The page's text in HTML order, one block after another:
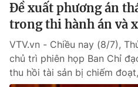
Góc doanh nghiệp
Truyền hình
Phim VTV
Hậu trường
Nhân vật
Giải trí
Điện ảnh
Đời sống
Đề xuất phương án
trong thi hành án và
VTV.vn - Chiều nay (8/7),
chủ trì phiên họp Ban Chỉ
thu hồi tài sản bị chiếm